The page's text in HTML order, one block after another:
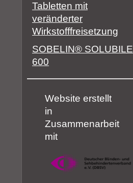
Tabletten mit
veränderter
Wirkstofffreisetzung
SOBELIN® SOLUBILE
600
Website erstellt
in
Zusammenarbeit
mit